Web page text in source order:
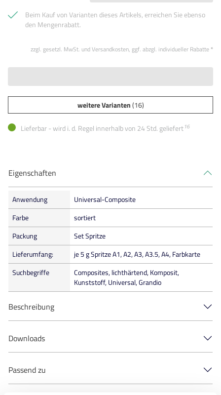
Beim Kauf von Varianten dieses Artikels, erreichen Sie ebenso
den Mengenrabatt.
zzgl. gesetzl. MwSt. und Versandkosten, ggf. abzgl. individueller Rabatte *
weitere Varianten(16)
Lieferbar - wird i. d. Regel innerhalb von 24 Std. geliefert16
Eigenschaften
Anwendung
Universal-Composite
Farbe
sortiert
Packung
Set Spritze
Lieferumfang:
je 5 g Spritze A1, A2, A3, A3.5, A4, Farbkarte
Suchbegriffe
Composites, lichthärtend, Komposit,
Kunststoff, Universal, Grandio
Beschreibung
Downloads
Passend zu